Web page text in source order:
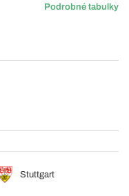
Podrobné tabulky
Stuttgart